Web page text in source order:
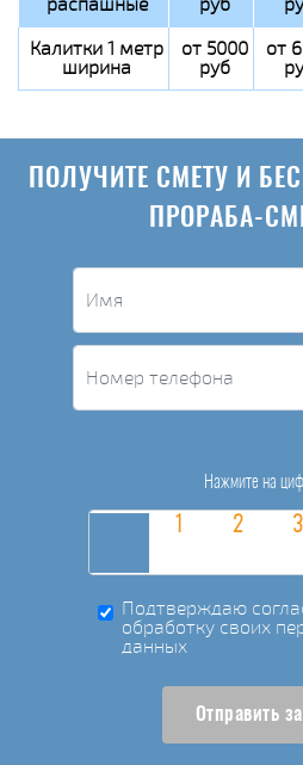
Калитки 1 метр
ширина
от 5000
руб
от
ПОЛУЧИТЕ СМЕТУ И
ПРОРАБА-
Нажмите на
Подтверждаю
обработку своих
данных
Отправить